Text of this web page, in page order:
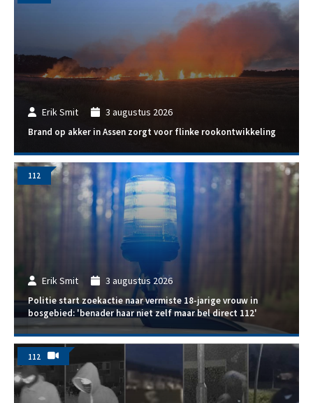
Erik Smit 3 augustus 2026
Brand op akker in Assen zorgt voor flinke rookontwikkeling
Erik Smit 3 augustus 2026
Politie start zoekactie naar vermiste 18-jarige vrouw in
bosgebied: 'benader haar niet zelf maar bel direct 112'
112
112